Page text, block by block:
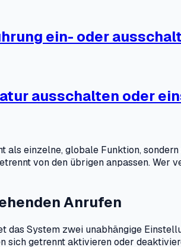
ein- oder
ausschalten oder
als einzelne, globale Funktion,
von den übrigen anpassen.
Anrufen
das System zwei unabhängige
sich getrennt aktivieren oder